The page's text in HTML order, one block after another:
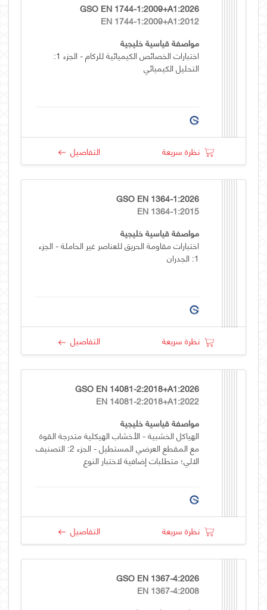
GSO EN 1744-1:2009+A1:2026
EN 1744-1:2009+A1:2012
مواصفة قياسية خليجية
اختبارات الخصائص الكيميائية للركام - الجزء 1:
التحليل الكيميائي
نظرة سريعة التفاصيل
GSO EN 1364-1:2026
EN 1364-1:2015
مواصفة قياسية خليجية
اختبارات مقاومة الحريق للعناصر غير الحاملة - الجزء
1: الجدران
نظرة سريعة التفاصيل
GSO EN 14081-2:2018+A1:2026
EN 14081-2:2018+A1:2022
مواصفة قياسية خليجية
الهياكل الخشبية - الأخشاب الهيكلية متدرجة القوة
مع المقطع العرضي المستطيل - الجزء 2: التصنيف
الالي؛ متطلبات إضافية لاختبار النوع
نظرة سريعة التفاصيل
GSO EN 1367-4:2026
EN 1367-4:2008